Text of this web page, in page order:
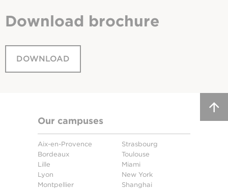
Download brochure
DOWNLOAD
Our campuses
Aix-en-Provence
Bordeaux
Lille
Lyon
Montpellier
Strasbourg
Toulouse
Miami
New York
Shanghai